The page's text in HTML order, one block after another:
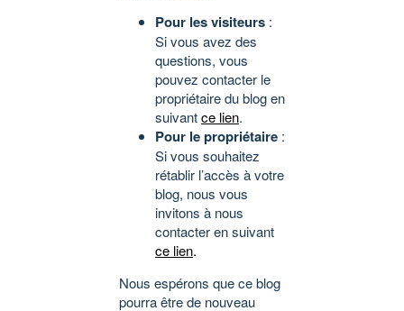
Pour les visiteurs :
Si vous avez des
questions, vous
pouvez contacter le
propriétaire du blog en
suivantce lien.
Pour le propriétaire :
Si vous souhaitez
rétablir l’accès à votre
blog, nous vous
invitons à nous
contacter en suivant
ce lien.
Nous espérons que ce blog
pourra être de nouveau